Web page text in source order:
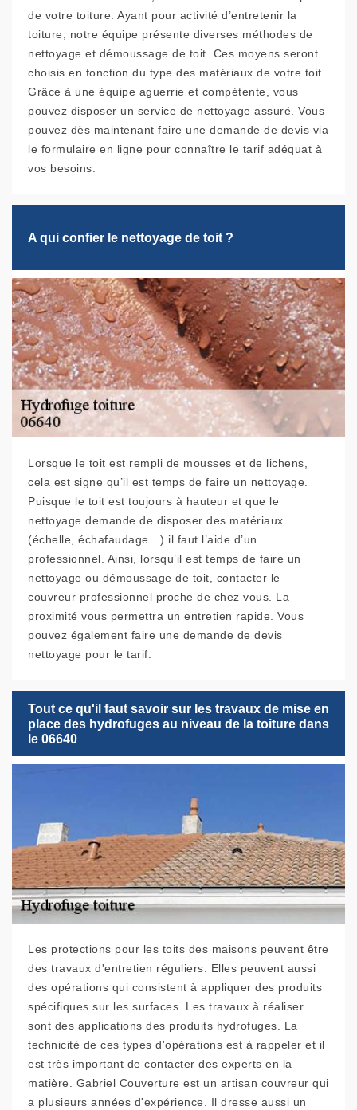
de votre toiture. Ayant pour activité d’entretenir la
toiture, notre équipe présente diverses méthodes de
nettoyage et démoussage de toit. Ces moyens seront
choisis en fonction du type des matériaux de votre toit.
Grâce à une équipe aguerrie et compétente, vous
pouvez disposer un service de nettoyage assuré. Vous
pouvez dès maintenant faire une demande de devis via
le formulaire en ligne pour connaître le tarif adéquat à
vos besoins.
A qui confier le nettoyage de toit ?
Lorsque le toit est rempli de mousses et de lichens,
cela est signe qu’il est temps de faire un nettoyage.
Puisque le toit est toujours à hauteur et que le
nettoyage demande de disposer des matériaux
(échelle, échafaudage…) il faut l’aide d’un
professionnel. Ainsi, lorsqu’il est temps de faire un
nettoyage ou démoussage de toit, contacter le
couvreur professionnel proche de chez vous. La
proximité vous permettra un entretien rapide. Vous
pouvez également faire une demande de devis
nettoyage pour le tarif.
Tout ce qu'il faut savoir sur les travaux de mise en
place des hydrofuges au niveau de la toiture dans
le 06640
Les protections pour les toits des maisons peuvent être
des travaux d'entretien réguliers. Elles peuvent aussi
des opérations qui consistent à appliquer des produits
spécifiques sur les surfaces. Les travaux à réaliser
sont des applications des produits hydrofuges. La
technicité de ces types d'opérations est à rappeler et il
est très important de contacter des experts en la
matière. Gabriel Couverture est un artisan couvreur qui
a plusieurs années d'expérience. Il dresse aussi un